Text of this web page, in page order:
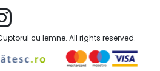
cu lemne. All rights reserved.